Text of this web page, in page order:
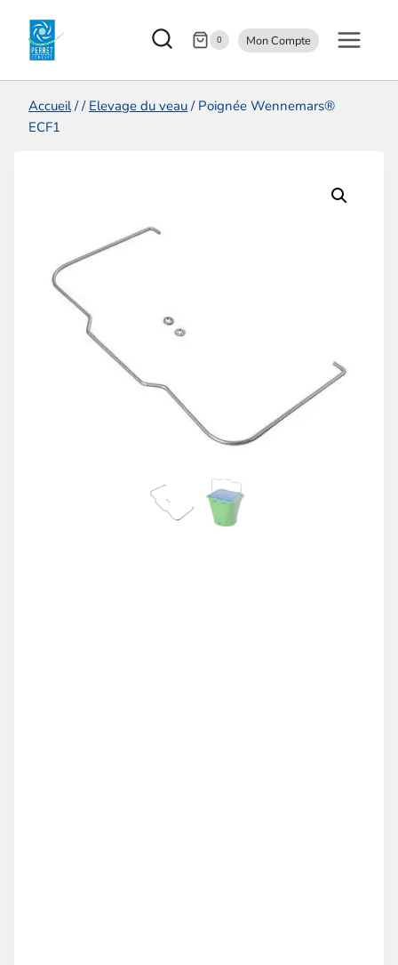
0 Mon Compte
Accueil / / Elevage du veau / Poignée Wennemars®
ECF1